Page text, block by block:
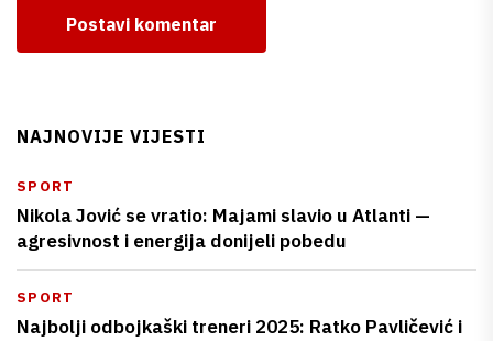
Postavi komentar
NAJNOVIJE VIJESTI
SPORT
Nikola Jović se vratio: Majami slavio u Atlanti —
agresivnost i energija donijeli pobedu
SPORT
Najbolji odbojkaški treneri 2025: Ratko Pavličević i